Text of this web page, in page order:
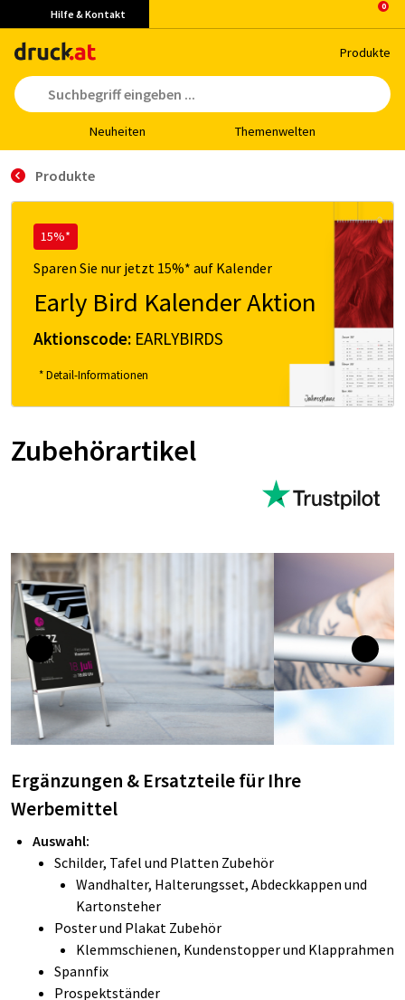
Hilfe & Kontakt
Pro­duk­te
Neu­hei­ten The­men­wel­ten
Produkte
15%*
Sparen Sie nur jetzt 15%* auf Kalender
Early Bird Kalender Aktion
Aktionscode: EARLYBIRDS
* Detail-Informationen
Zubehörartikel
Ergänzungen & Ersatzteile für Ihre
Werbemittel
Auswahl:
Schilder, Tafel und Platten Zubehör
Wandhalter, Halterungsset, Abdeckkappen und
Kartonsteher
Poster und Plakat Zubehör
Klemmschienen, Kundenstopper und Klapprahmen
Spannfix
Prospektständer